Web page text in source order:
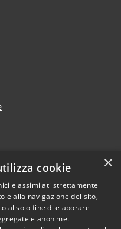
Copyright © 2026 • Comune di
×
cookie
e assimilati strettamente
e alla navigazione del sito,
al solo fine di elaborare
e anonime.